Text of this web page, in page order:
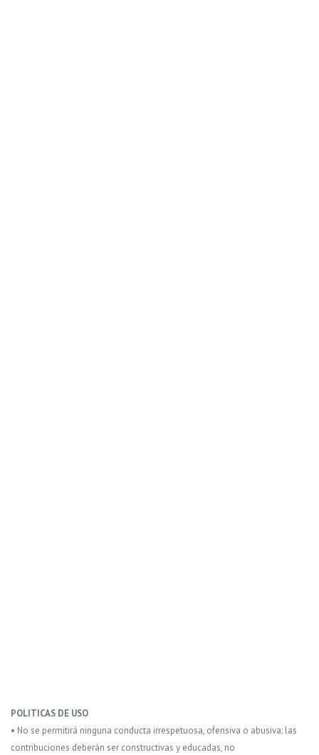
POLITICAS DE USO
• No se permitirá ninguna conducta irrespetuosa, ofensiva o abusiva: las
contribuciones deberán ser constructivas y educadas, no